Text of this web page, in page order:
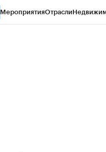
МероприятияОтрасли